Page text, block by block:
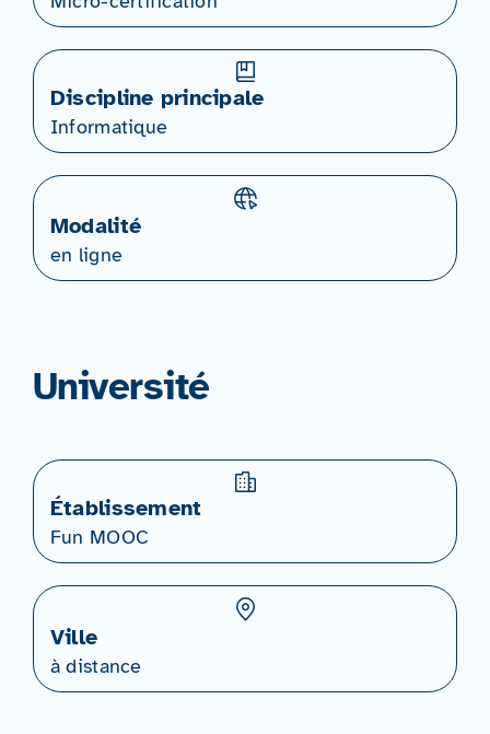
Discipline principale
Informatique
Modalité
en ligne
Université
Établissement
Fun MOOC
Ville
à distance